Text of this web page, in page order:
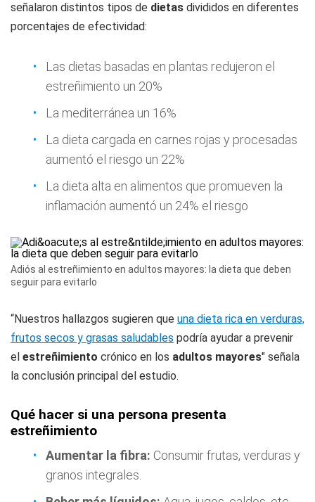
señalaron distintos tipos de dietas divididos en diferentes
porcentajes de efectividad:
Las dietas basadas en plantas redujeron el
estreñimiento un 20%
La mediterránea un 16%
La dieta cargada en carnes rojas y procesadas
aumentó el riesgo un 22%
La dieta alta en alimentos que promueven la
inflamación aumentó un 24% el riesgo
Adiós al estreñimiento en adultos mayores: la dieta que deben
seguir para evitarlo
“Nuestros hallazgos sugieren que una dieta rica en verduras,
frutos secos y grasas saludables podría ayudar a prevenir
el estreñimiento crónico en los adultos mayores" señala
la conclusión principal del estudio.
Qué hacer si una persona presenta
estreñimiento
Aumentar la fibra: Consumir frutas, verduras y
granos integrales.